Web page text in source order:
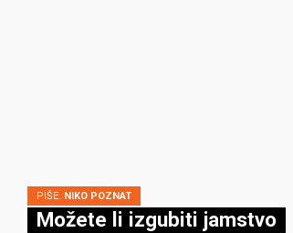
PIŠE: NIKO POZNAT
Možete li izgubiti jamstvo